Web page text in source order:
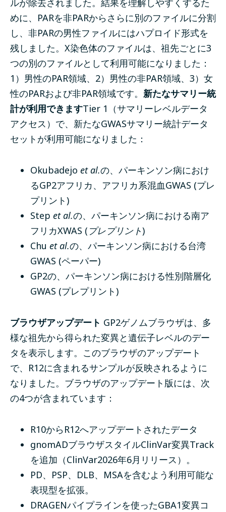
ルが除去されました。結果を理解しやすくするた
めに、PARを非PARからさらに別のファイルに分割
し、非PARの男性ファイルにはハプロイド形式を
残しました。 X染色体のファイルは、祖先ごとに3
つの別のファイルとして利用可能になりました：
1）男性のPAR領域、2）男性の非PAR領域、3）女
性のPARおよび非PAR領域です。 新たなサマリー統
計が利用できますTier 1（サマリーレベルデータ
アクセス）で、新たなGWASサマリー統計データ
セットが利用可能になりました：
Okubadejo et al.の、パーキンソン病におけ
るGP2アフリカ、アフリカ系混血GWAS (プレ
プリント)
Step et al.の、パーキンソン病における南ア
フリカXWAS ( プレプリント)
Chu et al.の、パーキンソン病における台湾
GWAS (ペーパー)
GP2の、パーキンソン病における性別階層化
GWAS (プレプリント)
ブラウザアップデート GP2ゲノムブラウザは、多
様な祖先から得られた変異と遺伝子レベルのデー
タを表示します。このブラウザのアップデート
で、R12に含まれるサンプルが反映されるように
なりました。ブラウザのアップデート版には、次
の4つが含まれています：
R10からR12へアップデートされたデータ
gnomADブラウザスタイルClinVar変異Track
を追加（ClinVar2026年6月リリース）。
PD、PSP、DLB、MSAを含むよう利用可能な
表現型を拡張。
DRAGENパイプラインを使ったGBA1変異コ